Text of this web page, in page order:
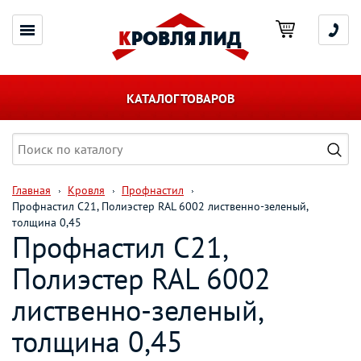
КАТАЛОГ ТОВАРОВ
Главная Кровля
Профнастил
Профнастил С21, Полиэстер RAL 6002 лиственно-зеленый,
толщина 0,45
Профнастил С21,
Полиэстер RAL 6002
лиственно-зеленый,
толщина 0,45